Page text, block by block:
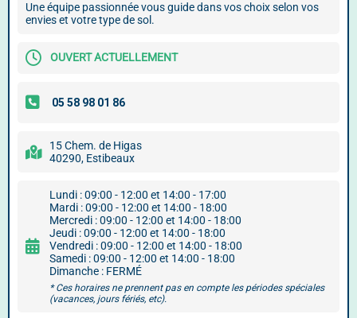
Une équipe passionnée vous guide dans vos choix selon vos
envies et votre type de sol.
OUVERT ACTUELLEMENT
15 Chem. de Higas
40290, Estibeaux
Lundi : 09:00 - 12:00 et 14:00 - 17:00
Mardi : 09:00 - 12:00 et 14:00 - 18:00
Mercredi : 09:00 - 12:00 et 14:00 - 18:00
Jeudi : 09:00 - 12:00 et 14:00 - 18:00
Vendredi : 09:00 - 12:00 et 14:00 - 18:00
Samedi : 09:00 - 12:00 et 14:00 - 18:00
Dimanche : FERMÉ
* Ces horaires ne prennent pas en compte les périodes spéciales
(vacances, jours fériés, etc).